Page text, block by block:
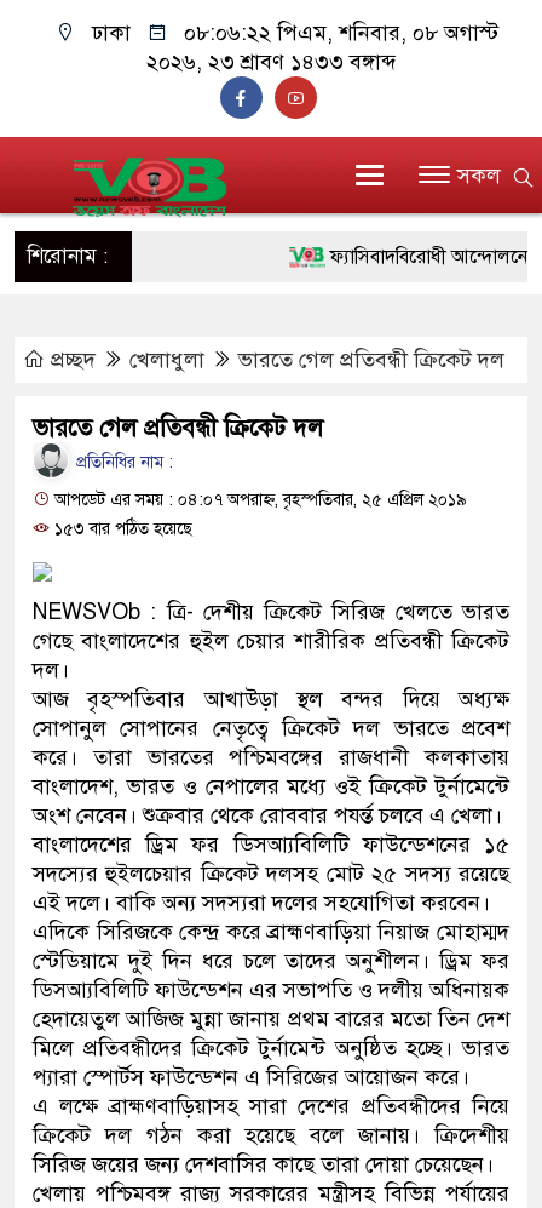
ঢাকা ০৮:০৬:২৩ পিএম, শনিবার, ০৮ অগাস্ট
২০২৬, ২৩ শ্রাবণ ১৪৩৩ বঙ্গাব্দ
সকল
শিরোনাম : ফ্যাসিবাদবিরোধী আন্দোলনে
মাননীয় প্রধানমন্ত্রী, মন্ত্রীবর্গ ও
সিল-স্বাক্ষর জালিয়াতি চক্রের পাঁচ
জনগণ পরিবর্তন চেয়েছে বলেই
মিরপুর মডেল থানার অভিযানে
২৮ লাখ টাকার জাল নোটসহ
থানা পুলিশ
যেকোনো সময় বেনজীরের
নেতৃত্ব ও গণতন্ত্রের মূর্তমান
যে ভাবে ডেভিড ইমনের কাছে
‘আজহার খান’
অবৈধ বিদেশি পিস্তল, ম্যাগাজিন
জড়িত কিশোর গ্যাংয়ের চার শিশু আটক
ডাকাতির প্রস্তুতিকালে দুইজনকে
থানা পুলিশ
প্রচ্ছদ খেলাধুলা ভারতে গেল প্রতিবন্ধী ক্রিকেট দল
ভারতে গেল প্রতিবন্ধী ক্রিকেট দল
প্রতিনিধির নাম :
আপডেট এর সময় : ০৪:০৭ অপরাহ্ন, বৃহস্পতিবার, ২৫ এপ্রিল ২০১৯
১৫৩ বার পঠিত হয়েছে
NEWSVOb : ত্রি- দেশীয় ক্রিকেট সিরিজ খেলতে ভারত
গেছে বাংলাদেশের হুইল চেয়ার শারীরিক প্রতিবন্ধী ক্রিকেট
দল।
আজ বৃহস্পতিবার আখাউড়া স্থল বন্দর দিয়ে অধ্যক্ষ
সোপানুল সোপানের নেতৃত্বে ক্রিকেট দল ভারতে প্রবেশ
করে। তারা ভারতের পশ্চিমবঙ্গের রাজধানী কলকাতায়
বাংলাদেশ, ভারত ও নেপালের মধ্যে ওই ক্রিকেট টুর্নামেন্টে
অংশ নেবেন। শুক্রবার থেকে রোববার পযর্ন্ত চলবে এ খেলা।
বাংলাদেশের ড্রিম ফর ডিসআ্যবিলিটি ফাউন্ডেশনের ১৫
সদস্যের হুইলচেয়ার ক্রিকেট দলসহ মোট ২৫ সদস্য রয়েছে
এই দলে। বাকি অন্য সদস্যরা দলের সহযোগিতা করবেন।
এদিকে সিরিজকে কেন্দ্র করে ব্রাহ্মণবাড়িয়া নিয়াজ মোহাম্মদ
স্টেডিয়ামে দুই দিন ধরে চলে তাদের অনুশীলন। ড্রিম ফর
ডিসআ্যবিলিটি ফাউন্ডেশন এর সভাপতি ও দলীয় অধিনায়ক
হেদায়েতুল আজিজ মুন্না জানায় প্রথম বারের মতো তিন দেশ
মিলে প্রতিবন্ধীদের ক্রিকেট টুর্নামেন্ট অনুষ্ঠিত হচ্ছে। ভারত
প্যারা স্পোর্টস ফাউন্ডেশন এ সিরিজের আয়োজন করে।
এ লক্ষে ব্রাহ্মণবাড়িয়াসহ সারা দেশের প্রতিবন্ধীদের নিয়ে
ক্রিকেট দল গঠন করা হয়েছে বলে জানায়। ক্রিদেশীয়
সিরিজ জয়ের জন্য দেশবাসির কাছে তারা দোয়া চেয়েছেন।
খেলায় পশ্চিমবঙ্গ রাজ্য সরকারের মন্ত্রীসহ বিভিন্ন পর্যায়ের